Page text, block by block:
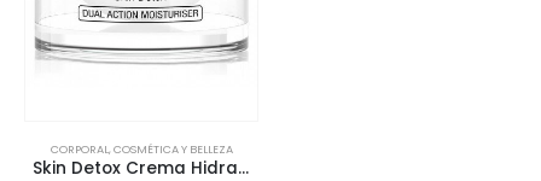
CORPORAL,COSMÉTICA Y BELLEZA
Skin Detox Crema Hidratante PNM 50ml